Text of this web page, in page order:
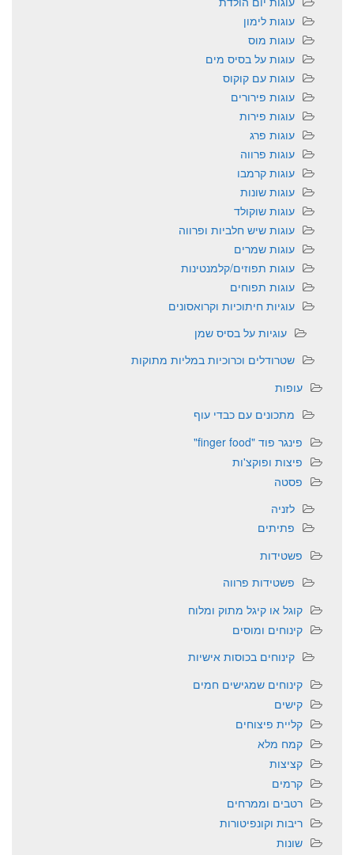
עוגות לימון
עוגות מוס
עוגות על בסיס מים
עוגות עם קוקוס
עוגות פירורים
עוגות פירות
עוגות פרג
עוגות פרווה
עוגות קרמבו
עוגות שונות
עוגות שוקולד
עוגות שיש חלביות ופרווה
עוגות שמרים
עוגות תפוזים/קלמנטינות
עוגות תפוחים
עוגיות חיתוכיות וקרואסונים
עוגיות על בסיס שמן
שטרודלים וכרוכיות במליות מתוקות
עופות
מתכונים עם כבדי עוף
פינגר פוד "finger food"
פיצות ופוקצ'ות
פסטה
לזניה
פתיתים
פשטידות
פשטידות פרווה
קוגל או קיגל מתוק ומלוח
קינוחים ומוסים
קינוחים בכוסות אישיות
קינוחים שמגישים חמים
קישים
קליית פיצוחים
קמח מלא
קציצות
קרמים
רטבים וממרחים
ריבות וקונפיטורות
שונות